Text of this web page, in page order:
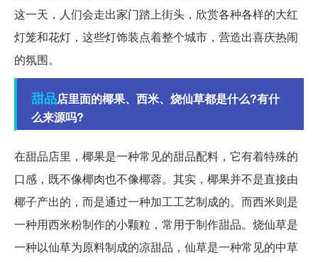
这一天，人们会走出家门踏上街头，欣赏各种各样的大红
灯笼和花灯，这些灯饰装点着整个城市，营造出喜庆热闹
的氛围。
甜品店里面的椰果、西米、烧仙草都是什么?有什
么来源吗?
在甜品店里，椰果是一种常见的甜品配料，它有着特殊的
口感，既不像椰肉也不像椰蓉。其实，椰果并不是直接由
椰子产出的，而是通过一种加工工艺制成的。而西米则是
一种用西米粉制作的小颗粒，常用于制作甜品。烧仙草是
一种以仙草为原料制成的凉甜品，仙草是一种常见的中草